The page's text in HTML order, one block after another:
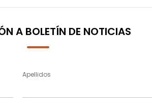
A BOLETÍN DE NOTICIAS
Apellidos